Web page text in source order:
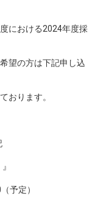
における2024年度採
望の方は下記申し込
おります。
予定）